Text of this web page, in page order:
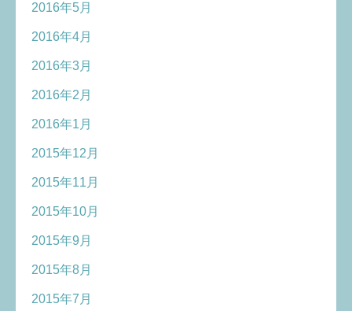
2016年5月
2016年4月
2016年3月
2016年2月
2016年1月
2015年12月
2015年11月
2015年10月
2015年9月
2015年8月
2015年7月